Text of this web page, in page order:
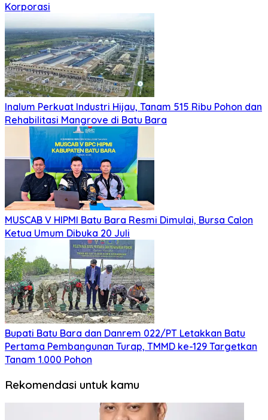
Korporasi
Inalum Perkuat Industri Hijau, Tanam 515 Ribu Pohon dan
Rehabilitasi Mangrove di Batu Bara
MUSCAB V HIPMI Batu Bara Resmi Dimulai, Bursa Calon
Ketua Umum Dibuka 20 Juli
Bupati Batu Bara dan Danrem 022/PT Letakkan Batu
Pertama Pembangunan Turap, TMMD ke-129 Targetkan
Tanam 1.000 Pohon
Rekomendasi untuk kamu